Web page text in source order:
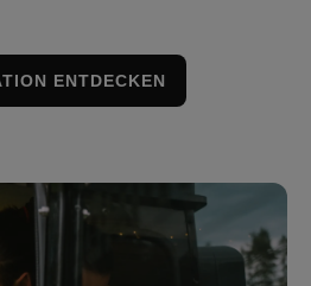
ENTDECKEN